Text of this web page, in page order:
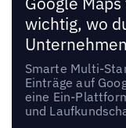
wichtig, wo
Smarte Multi-
Einträge auf
eine Ein-
und